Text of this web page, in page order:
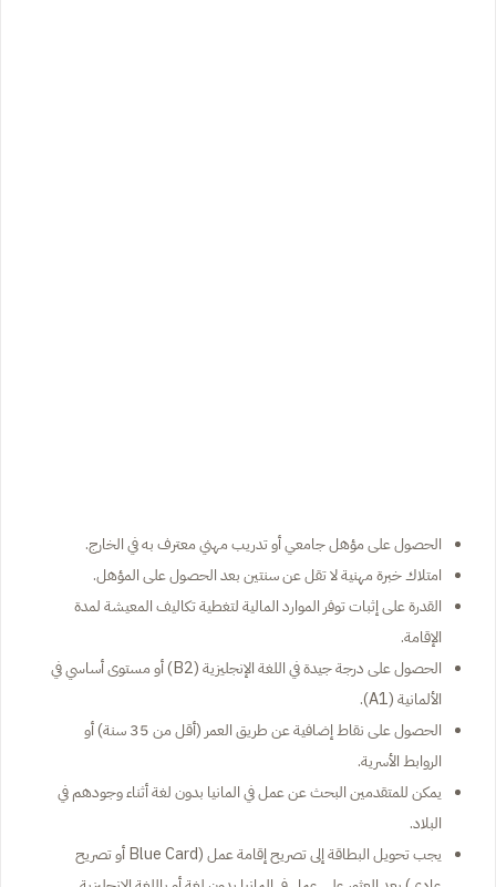
الحصول على مؤهل جامعي أو تدريب مهني معترف به في الخارج.
امتلاك خبرة مهنية لا تقل عن سنتين بعد الحصول على المؤهل.
القدرة على إثبات توفر الموارد المالية لتغطية تكاليف المعيشة لمدة
الإقامة.
الحصول على درجة جيدة في اللغة الإنجليزية (B2) أو مستوى أساسي في
الألمانية (A1).
الحصول على نقاط إضافية عن طريق العمر (أقل من 35 سنة) أو
الروابط الأسرية.
يمكن للمتقدمين البحث عن عمل في المانيا بدون لغة أثناء وجودهم في
البلاد.
يجب تحويل البطاقة إلى تصريح إقامة عمل (Blue Card أو تصريح